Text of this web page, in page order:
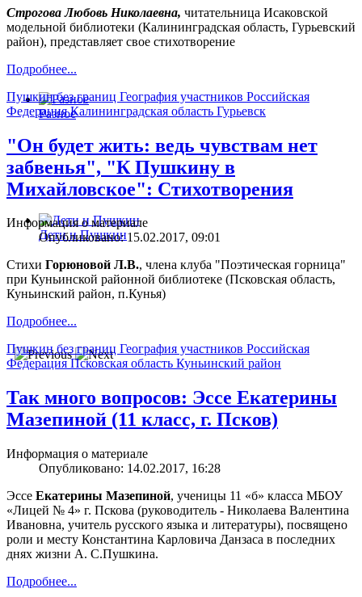
Разное
Дети и Пушкин
Строгова Любовь Николаевна, читательница Исаковской
модельной библиотеки (Калининградская область, Гурьевский
район), представляет свое стихотворение
Подробнее...
Пушкин без границ География участников Российская
ФедерацияКалининградская область Гурьевск
"Он будет жить: ведь чувствам нет
забвенья", "К Пушкину в
Михайловское": Стихотворения
Информация о материале
Опубликовано: 15.02.2017, 09:01
Стихи Горюновой Л.В., члена клуба "Поэтическая горница"
при Куньинской районной библиотеке (Псковская область,
Куньинский район, п.Кунья)
Подробнее...
Пушкин без границ География участников Российская
ФедерацияПсковская область Куньинский район
Так много вопросов: Эссе Екатерины
Мазепиной (11 класс, г. Псков)
Информация о материале
Опубликовано: 14.02.2017, 16:28
Эссе Екатерины Мазепиной, ученицы 11 «б» класса МБОУ
«Лицей № 4» г. Пскова (руководитель - Николаева Валентина
Ивановна, учитель русского языка и литературы), посвящено
роли и месту Константина Карловича Данзаса в последних
днях жизни А. С.Пушкина.
Подробнее...